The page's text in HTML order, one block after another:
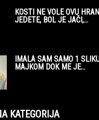
KOSTI NE VOLE OVU
JEDETE, BOL JE JAČI,...
IMALA SAM SAMO 1
MAJKOM DOK ME JE...
KATEGORIJA